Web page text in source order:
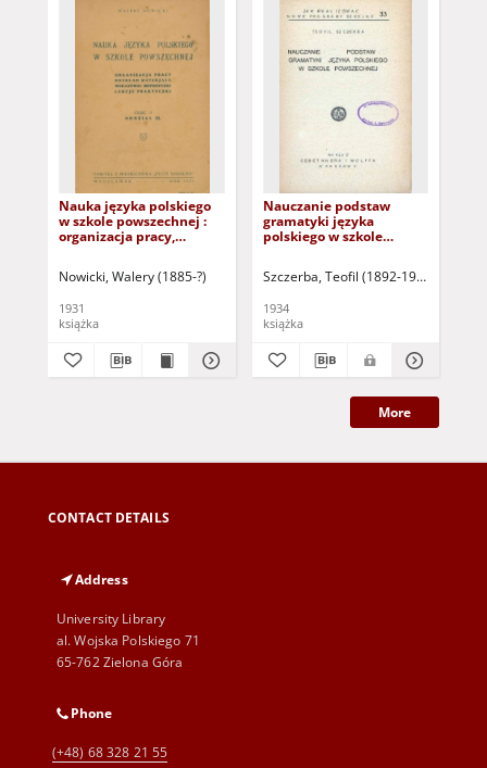
Nauka języka polskiego
w szkole powszechnej :
organizacja pracy,
lekcje praktyczne
Nowicki, Walery (1885-?)
1931
książka
Nauczanie podstaw
gramatyki języka
polskiego w szkole
tylko dla osób z
Szczerba, Teofil (1892-1958)
1934
książka
More
CONTACT DETAILS
Address
University Library
al. Wojska Polskiego 71
65-762 Zielona Góra
Phone
(+48) 68 328 21 55